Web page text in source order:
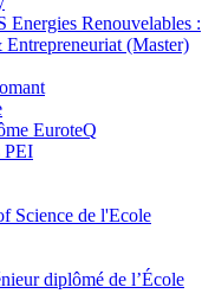
Renouvelables :
(Master)
EuroteQ
PEI
Science de l'Ecole
diplômé de l’École